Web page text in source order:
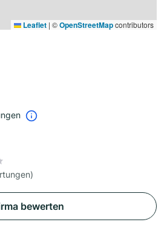
Leaflet | ©OpenStreetMapcontributors
bewerten